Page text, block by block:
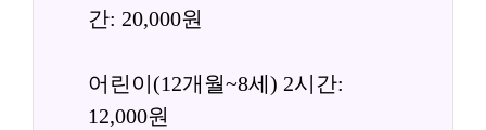
간: 20,000원
어린이(12개월~8세) 2시간:
12,000원